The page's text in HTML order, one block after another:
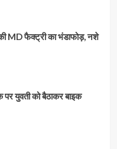
MD फैक्ट्री का भंडाफोड़, नशे
युवती को बैठाकर बाइक